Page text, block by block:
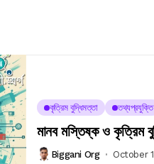
কৃত্রিম বুদ্ধিমত্তা তথ্যপ্রযুক্তি
মানব মস্তিষ্ক ও কৃত্রিম
Biggani Org October